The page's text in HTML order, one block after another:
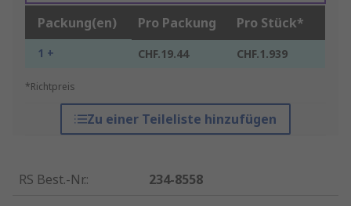
Packung(en) Pro Packung Pro Stück*
1 + CHF.19.44 CHF.1.939
*Richtpreis
Zu einer Teileliste hinzufügen
RS Best.-Nr.:
234-8558